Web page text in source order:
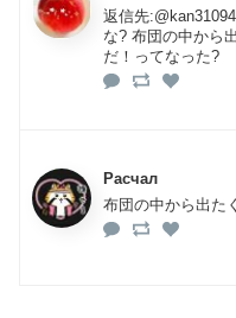
返信先
な? 布団の中から
だ！ってなった?
Расчал
布団の中から出た